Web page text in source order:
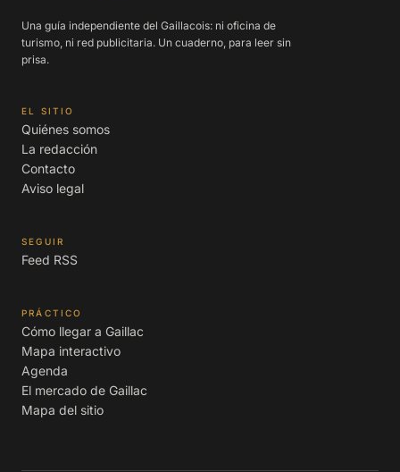
Una guía independiente del Gaillacois: ni oficina de
turismo, ni red publicitaria. Un cuaderno, para leer sin
prisa.
EL SITIO
Quiénes somos
La redacción
Contacto
Aviso legal
SEGUIR
Feed RSS
PRÁCTICO
Cómo llegar a Gaillac
Mapa interactivo
Agenda
El mercado de Gaillac
Mapa del sitio